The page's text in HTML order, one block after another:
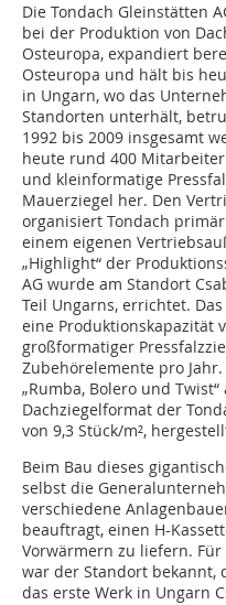
Die Tondach Gleinstätten
bei der Produktion von
Osteuropa, expandiert
Osteuropa und hält bis
in Ungarn, wo das
Standorten unterhält,
1992 bis 2009 insgesamt
heute rund 400
und kleinformatige
Mauerziegel her. Den
organisiert Tondach
einem eigenen
„Highlight“ der
AG wurde am Standort
Teil Ungarns, errichtet.
eine Produktionskapazität
großformatiger
Zubehörelemente pro
„Rumba, Bolero und
Dachziegelformat der
von 9,3 Stück/m²,
Beim Bau dieses
selbst die
verschiedene
beauftragt, einen H-
Vorwärmern zu liefern.
war der Standort bekannt,
das erste Werk in Ungarn